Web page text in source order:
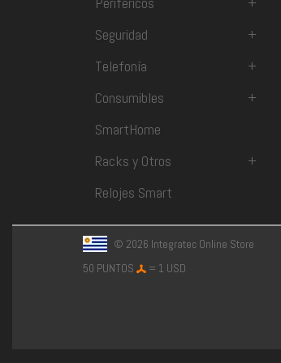
Seguridad
+
Telefonía
+
Consumibles
+
SmartHome
Racks y Otros
+
Relojes Smart
© 2026 Integratec Online Store
50 PUNTOS
= 1 USD